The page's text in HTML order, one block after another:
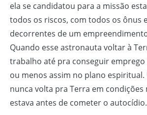
ela se candidatou para a missão
todos os riscos, com todos os ônus
decorrentes de um
Quando esse astronauta voltar à
trabalho até pra conseguir emprego
ou menos assim no plano espiritual.
nunca volta pra Terra em
estava antes de cometer o autocídio.